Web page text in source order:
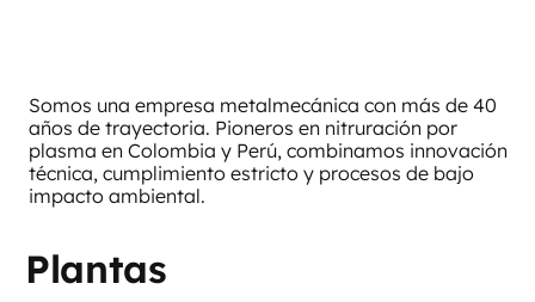
Somos una empresa metalmecánica con más de 40
años de trayectoria. Pioneros en nitruración por
plasma en Colombia y Perú, combinamos innovación
técnica, cumplimiento estricto y procesos de bajo
impacto ambiental.
Plantas